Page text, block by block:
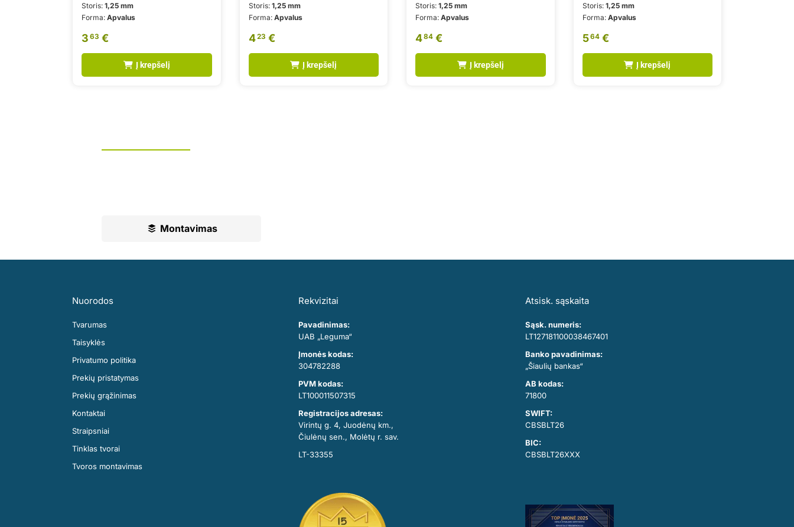
Storis: 1,25 mm
Forma: Apvalus
3 63 €
Į krepšelį
Storis: 1,25 mm
Forma: Apvalus
423 €
Į krepšelį
Storis: 1,25 mm
Forma: Apvalus
484 €
Į krepšelį
Storis: 1,25 mm
Forma: Apvalus
564 €
Į krepšelį
Montavimas
Nuorodos
Tvarumas
Taisyklės
Privatumo politika
Prekių pristatymas
Prekių grąžinimas
Kontaktai
Straipsniai
Tinklas tvorai
Tvoros montavimas
Rekvizitai
Pavadinimas:
UAB „Leguma“
Įmonės kodas:
304782288
PVM kodas:
LT100011507315
Registracijos adresas:
Virintų g. 4, Juodėnų km.,
Čiulėnų sen., Molėtų r. sav.
LT-33355
Atsisk. sąskaita
Sąsk. numeris:
LT127181100038467401
Banko pavadinimas:
„Šiaulių bankas“
AB kodas:
71800
SWIFT:
CBSBLT26
BIC:
CBSBLT26XXX